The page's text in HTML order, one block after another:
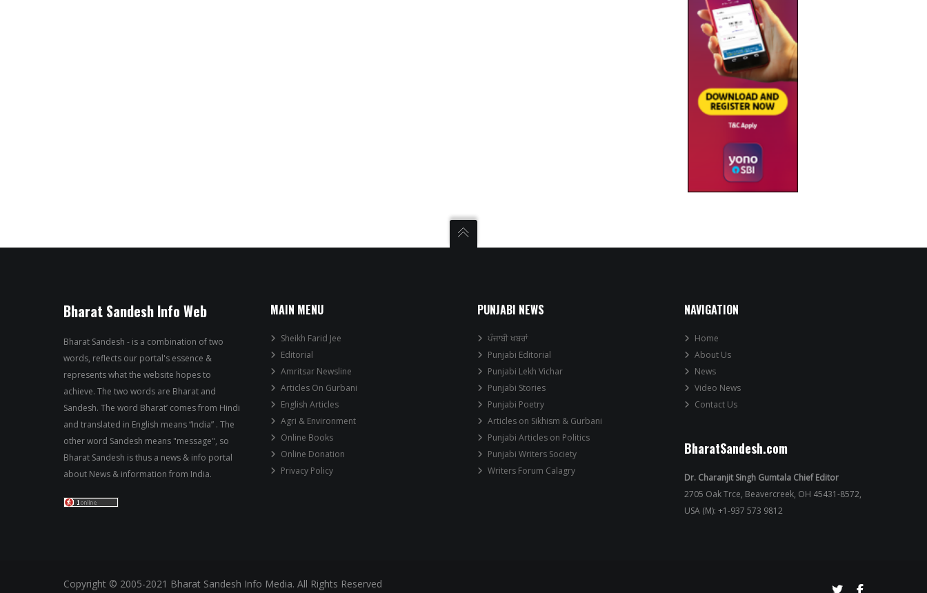
Bharat Sandesh Info Web
Bharat Sandesh - is a combination of two
words, reflects our portal's essence &
represents what the website hopes to
achieve. The two words are Bharat and
Sandesh. The word Bharat’ comes from Hindi
and translated in English means “India” . The
other word Sandesh means "message", so
Bharat Sandesh is thus a news & info portal
about News & information from India.
MAIN MENU
Sheikh Farid Jee
Editorial
Amritsar Newsline
Articles On Gurbani
English Articles
Agri & Environment
Online Books
Online Donation
Privacy Policy
PUNJABI NEWS
ਪੰਜਾਬੀ ਖਬਰਾਂ
Punjabi Editorial
Punjabi Lekh Vichar
Punjabi Stories
Punjabi Poetry
Articles on Sikhism & Gurbani
Punjabi Articles on Politics
Punjabi Writers Society
Writers Forum Calagry
NAVIGATION
Home
About Us
News
Video News
Contact Us
BharatSandesh.com
Dr. Charanjit Singh Gumtala Chief Editor
2705 Oak Trce, Beavercreek, OH 45431-8572,
USA (M): +1-937 573 9812
Copyright © 2005-2021 Bharat Sandesh Info Media. All Rights Reserved